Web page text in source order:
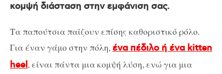
κομψή διάσταση στην εμφάνιση σας.
Τα παπούτσια παίζουν επίσης καθοριστικό ρόλο.
Για έναν γάμο στην πόλη, ένα πέδιλο ή ένα kitten
heel, είναι πάντα μια κομψή λύση, ενώ για μια